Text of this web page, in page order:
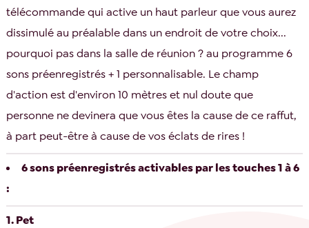
télécommande qui active un haut parleur que vous aurez
dissimulé au préalable dans un endroit de votre choix...
pourquoi pas dans la salle de réunion ? au programme 6
sons préenregistrés + 1 personnalisable. Le champ
d'action est d'environ 10 mètres et nul doute que
personne ne devinera que vous êtes la cause de ce raffut,
à part peut-être à cause de vos éclats de rires !
6 sons préenregistrés activables par les touches 1 à 6
:
Pet